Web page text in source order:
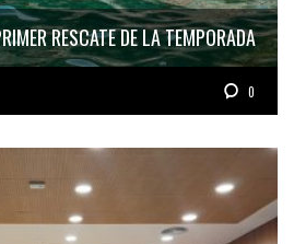
RESCATE DE LA TEMPORADA
0